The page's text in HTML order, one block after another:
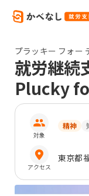
プラッキー フォー
就労継続
Plucky
対象
精神
アクセス
東京都